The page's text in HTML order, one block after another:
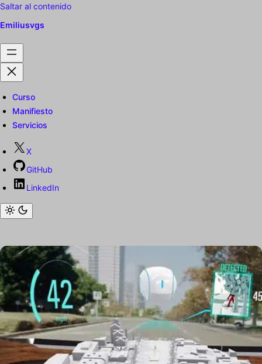
Saltar al contenido
Emiliusvgs
Curso
Manifiesto
Servicios
X
GitHub
LinkedIn